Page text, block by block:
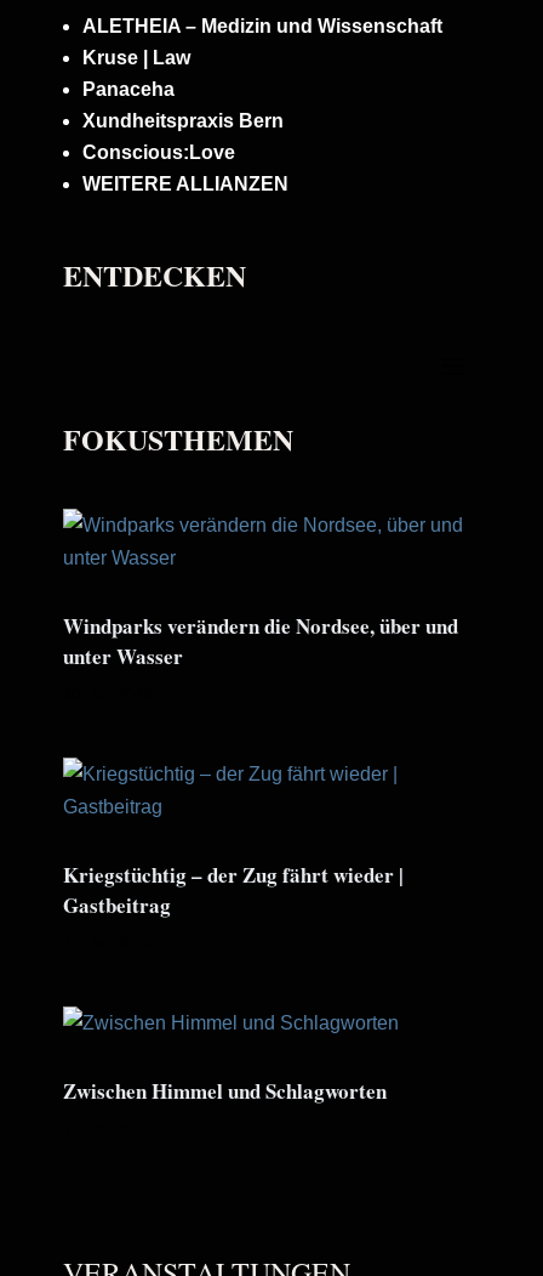
ALETHEIA – Medizin und Wissenschaft
Kruse | Law
Panaceha
Xundheitspraxis Bern
Conscious:Love
WEITERE ALLIANZEN
ENTDECKEN
FOKUSTHEMEN
Windparks verändern die Nordsee, über und
unter Wasser
Kriegstüchtig – der Zug fährt wieder |
Gastbeitrag
Zwischen Himmel und Schlagworten